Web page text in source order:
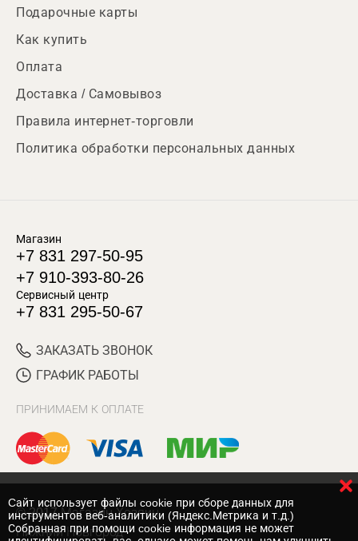
Подарочные карты
Как купить
Оплата
Доставка / Самовывоз
Правила интернет-торговли
Политика обработки персональных данных
Магазин
+7 831 297-50-95
+7 910-393-80-26
Сервисный центр
+7 831 295-50-67
ЗАКАЗАТЬ ЗВОНОК
ГРАФИК РАБОТЫ
ПРИНИМАЕМ К ОПЛАТЕ
© 2017 Магазин Хозяин
Нижний Новгород
Cайт использует файлы cookie при сборе данных для
инструментов веб-аналитики (Яндекс.Метрика и т.д.)
Собранная при помощи cookie информация не может